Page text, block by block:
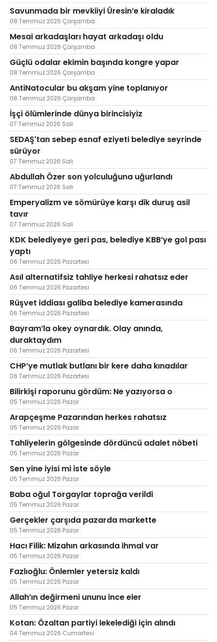
Savunmada bir mevkiiyi Üresin’e kiraladık
08 Temmuz 2026 Çarşamba
Mesai arkadaşları hayat arkadaşı oldu
08 Temmuz 2026 Çarşamba
Güçlü odalar ekimin başında kongre yapar
08 Temmuz 2026 Çarşamba
AntiNatocular bu akşam yine toplanıyor
08 Temmuz 2026 Çarşamba
İşçi ölümlerinde dünya birincisiyiz
07 Temmuz 2026 Salı
SEDAŞ'tan sebep esnaf eziyeti belediye seyrinde
sürüyor
07 Temmuz 2026 Salı
Abdullah Özer son yolculuğuna uğurlandı
07 Temmuz 2026 Salı
Emperyalizm ve sömürüye karşı dik duruş asil
tavır
07 Temmuz 2026 Salı
KDK belediyeye geri pas, belediye KBB’ye gol pası
yaptı
06 Temmuz 2026 Pazartesi
Asıl alternatifsiz tahliye herkesi rahatsız eder
06 Temmuz 2026 Pazartesi
Rüşvet iddiası galiba belediye kamerasında
06 Temmuz 2026 Pazartesi
Bayram’la okey oynardık. Olay anında,
duraktaydım
06 Temmuz 2026 Pazartesi
CHP’ye mutlak butlanı bir kere daha kınadılar
06 Temmuz 2026 Pazartesi
Bilirkişi raporunu gördüm: Ne yazıyorsa o
05 Temmuz 2026 Pazar
Arapçeşme Pazarından herkes rahatsız
05 Temmuz 2026 Pazar
Tahliyelerin gölgesinde dördüncü adalet nöbeti
05 Temmuz 2026 Pazar
Sen yine iyisi mi iste söyle
05 Temmuz 2026 Pazar
Baba oğul Torgaylar toprağa verildi
05 Temmuz 2026 Pazar
Gerçekler çarşıda pazarda markette
05 Temmuz 2026 Pazar
Hacı Filik: Mizahın arkasında ihmal var
05 Temmuz 2026 Pazar
Fazlıoğlu: Önlemler yetersiz kaldı
05 Temmuz 2026 Pazar
Allah’ın değirmeni ununu ince eler
05 Temmuz 2026 Pazar
Kotan: Özaltan partiyi lekelediği için alındı
04 Temmuz 2026 Cumartesi